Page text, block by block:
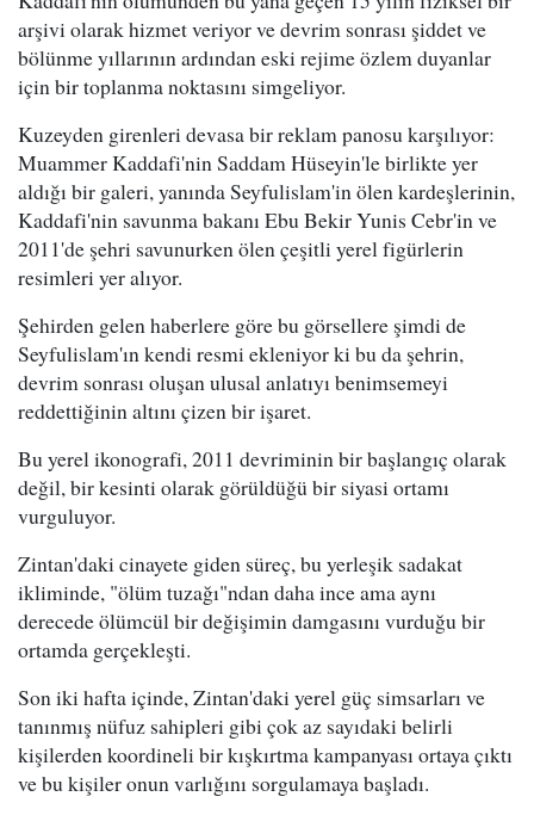
arşivi olarak hizmet veriyor ve devrim sonrası şiddet ve
bölünme yıllarının ardından eski rejime özlem duyanlar
için bir toplanma noktasını simgeliyor.
Kuzeyden girenleri devasa bir reklam panosu karşılıyor:
Muammer Kaddafi'nin Saddam Hüseyin'le birlikte yer
aldığı bir galeri, yanında Seyfulislam'in ölen kardeşlerinin,
Kaddafi'nin savunma bakanı Ebu Bekir Yunis Cebr'in ve
2011'de şehri savunurken ölen çeşitli yerel figürlerin
resimleri yer alıyor.
Şehirden gelen haberlere göre bu görsellere şimdi de
Seyfulislam'ın kendi resmi ekleniyor ki bu da şehrin,
devrim sonrası oluşan ulusal anlatıyı benimsemeyi
reddettiğinin altını çizen bir işaret.
Bu yerel ikonografi, 2011 devriminin bir başlangıç olarak
değil, bir kesinti olarak görüldüğü bir siyasi ortamı
vurguluyor.
Zintan'daki cinayete giden süreç, bu yerleşik sadakat
ikliminde, "ölüm tuzağı"ndan daha ince ama aynı
derecede ölümcül bir değişimin damgasını vurduğu bir
ortamda gerçekleşti.
Son iki hafta içinde, Zintan'daki yerel güç simsarları ve
tanınmış nüfuz sahipleri gibi çok az sayıdaki belirli
kişilerden koordineli bir kışkırtma kampanyası ortaya çıktı
ve bu kişiler onun varlığını sorgulamaya başladı.